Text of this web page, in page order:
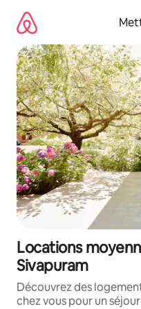
directement
contenu
Locations
Sivapuram
Découvrez des
chez vous pour un